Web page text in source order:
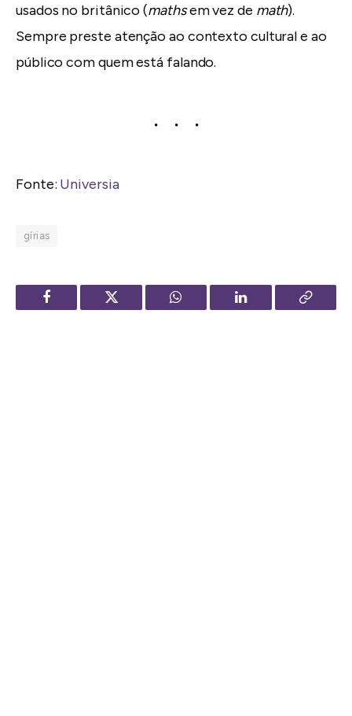
usados no britânico (mathsem vez de math).
Sempre preste atenção ao contexto cultural e ao
público com quem está falando.
Fonte: Universia
gírias
Facebook Twitter WhatsApp LinkedIn
Copy